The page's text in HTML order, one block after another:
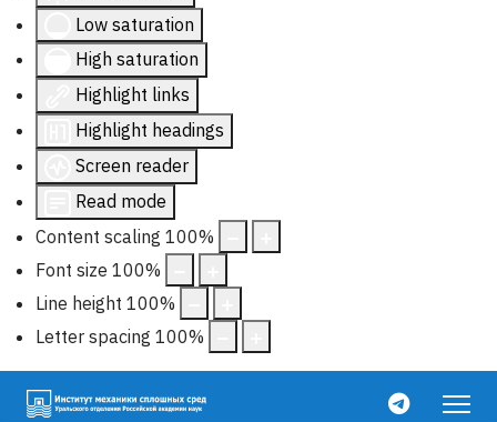
Low saturation
High saturation
Highlight links
Highlight headings
Screen reader
Read mode
Content scaling 100%
Font size 100%
Line height 100%
Letter spacing 100%